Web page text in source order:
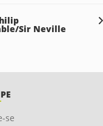
Sir Neville
se